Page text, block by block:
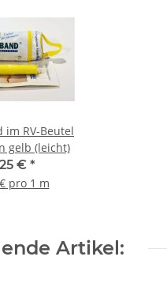
im RV-Beutel
gelb (leicht)
€ *
pro 1 m
Artikel: